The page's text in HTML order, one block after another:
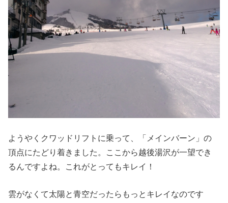
ようやくクワッドリフトに乗って、「メインバーン」の
頂点にたどり着きました。ここから越後湯沢が一望でき
るんですよね。これがとってもキレイ！
雲がなくて太陽と青空だったらもっとキレイなのです